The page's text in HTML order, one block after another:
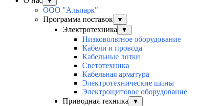
ООО "Альпарк"
Программа поставок
▼
Электротехника ▼
Низковольтное оборудование
Кабели и провода
Кабельные лотки
Светотехника
Кабельная арматура
Электротехнические шины
Электрощитовое оборудование
Приводная техника
▼